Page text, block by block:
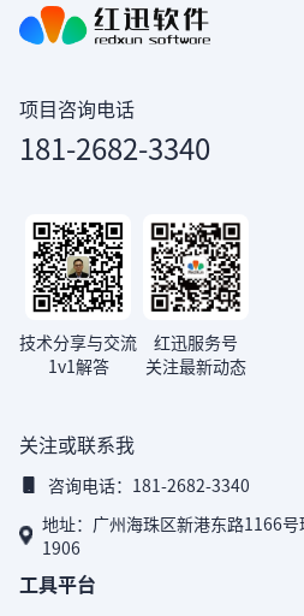
项目咨询电话
181-2682-3340
技术分享与交流
1v1解答
红迅服务号
关注最新动态
关注或联系我
咨询电话：181-2682-3340
地址：广州海珠区新港东路1166
1906
工具平台